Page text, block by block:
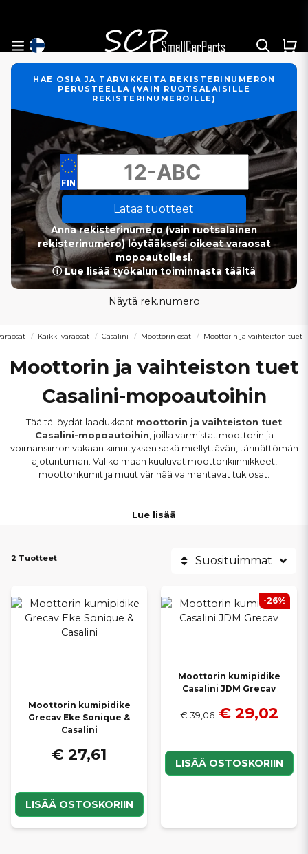
HAE OSIA JA TARVIKKEITA REKISTERINUMERON
PERUSTEELLA (VAIN RUOTSALAISILLE
REKISTERINUMEROILLE)
Lataa tuotteet
Anna rekisterinumero (vain ruotsalainen
rekisterinumero) löytääksesi oikeat varaosat
mopoautollesi.
ⓘ Lue lisää työkalun toiminnasta täältä
Näytä rek.numero
Kaikki varaosat Casalini Moottorin osat Moottorin ja vaihteiston tuet
Moottorin ja vaihteiston tuet
Casalini-mopoautoihin
Täältä löydät laadukkaat moottorin ja vaihteiston tuet
Casalini-mopoautoihin, joilla varmistat moottorin ja
voimansiirron vakaan kiinnityksen sekä miellyttävän, tärinättömän
ajotuntuman. Valikoimaan kuuluvat moottorikiinnikkeet,
moottorikumit ja muut värinää vaimentavat tukiosat.
sekä moottoriversioille, kuten Mitsubishi sekä
kuormitusvaatimuksia.
Kuluneet moottorin tai vaihteiston tuet voivat aiheuttaa
ylimääräisiä värinöitä, melua ja lisääntynyttä kulumista. Oikeilla
tukiosilla parannat ajomukavuutta, pidennät voimansiirron
käyttöikää ja varmistat Casalini-mopoautosi tasaisen ja hiljaisen
Lue lisää
2 Tuotteet Suosituimmat
Moottorin kumipidike
Grecav Eke Sonique &
Casalini
€ 27,61
LISÄÄ OSTOSKORIIN
Moottorin kumipidike
Casalini JDM Grecav
€ 39,06 € 29,02
LISÄÄ OSTOSKORIIN
-26%